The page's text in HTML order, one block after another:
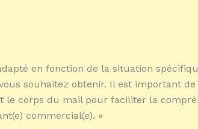
en fonction de la situation
souhaitez obtenir. Il est important
le corps du mail pour faciliter la
commercial(e). »